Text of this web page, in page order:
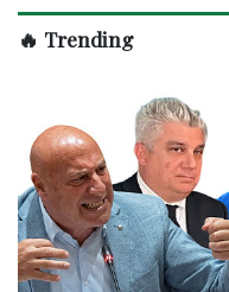
🔥 Trending